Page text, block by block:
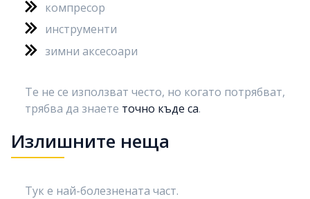
компресор
инструменти
зимни аксесоари
Те не се използват често, но когато потрябват,
трябва да знаете точно къде са.
Излишните неща
Тук е най-болезнената част.